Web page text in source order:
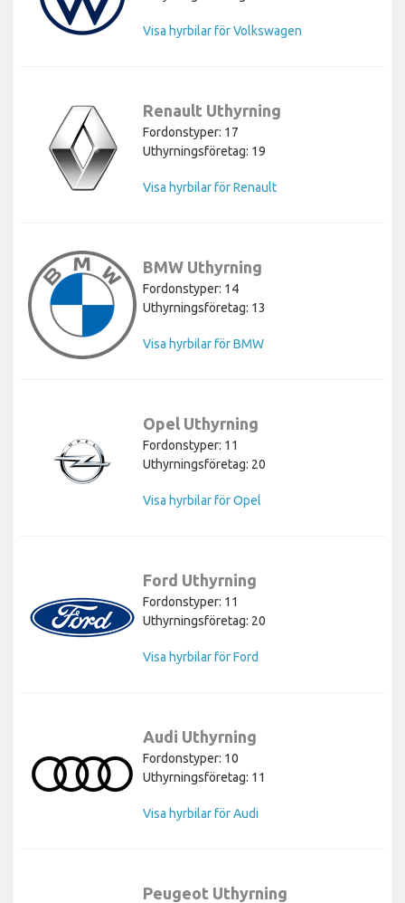
Visa hyrbilar för Volkswagen
Renault Uthyrning
Fordonstyper: 17
Uthyrningsföretag: 19
Visa hyrbilar för Renault
BMW Uthyrning
Fordonstyper: 14
Uthyrningsföretag: 13
Visa hyrbilar för BMW
Opel Uthyrning
Fordonstyper: 11
Uthyrningsföretag: 20
Visa hyrbilar för Opel
Ford Uthyrning
Fordonstyper: 11
Uthyrningsföretag: 20
Visa hyrbilar för Ford
Audi Uthyrning
Fordonstyper: 10
Uthyrningsföretag: 11
Visa hyrbilar för Audi
Peugeot Uthyrning